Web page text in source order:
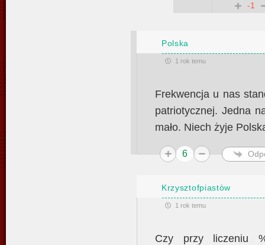
-1
Polska
1 rok temu
Frekwencja u nas
patriotycznej. Jedna
mało. Niech żyje
6
Krzysztofpiastòw
1 rok temu
Czy przy liczeniu